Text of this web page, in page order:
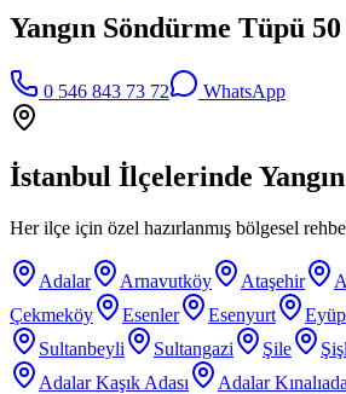
Yangın Söndürme Tüpü
0 546 843 73 72 WhatsApp
İstanbul İlçelerinde
Her ilçe için özel hazırlanmış bölgesel
Adalar Arnavutköy Ataşehir
Çekmeköy
Esenler Esenyurt
Sultanbeyli
Sultangazi Şile
Adalar Kaşık Adası
Adalar Kınalıada